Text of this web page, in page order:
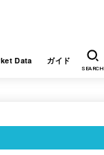
Data ガイド
SEARCH